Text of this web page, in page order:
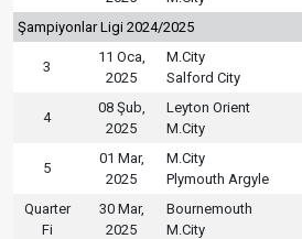
Şampiyonlar Ligi 2024/2025
3
11 Oca,
2025
M.City
Salford City
4
08 Şub,
2025
Leyton Orient
M.City
5
01 Mar,
2025
M.City
Plymouth Argyle
Quarter
Fi
30 Mar,
2025
Bournemouth
M.City